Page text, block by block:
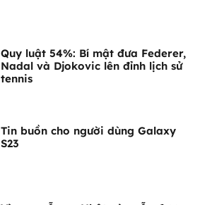
Quy luật 54%: Bí mật đưa Federer,
Nadal và Djokovic lên đỉnh lịch sử
tennis
Tin buồn cho người dùng Galaxy
S23